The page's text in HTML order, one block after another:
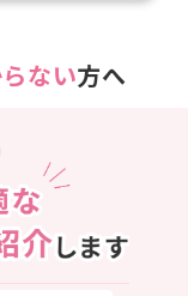
ない方へ